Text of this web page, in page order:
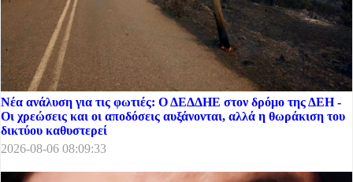
Νέα ανάλυση για τις φωτιές: Ο ΔΕΔΔΗΕ στον δρόμο της ΔΕΗ -
Οι χρεώσεις και οι αποδόσεις αυξάνονται, αλλά η θωράκιση του
δικτύου καθυστερεί
2026-08-06 08:09:33